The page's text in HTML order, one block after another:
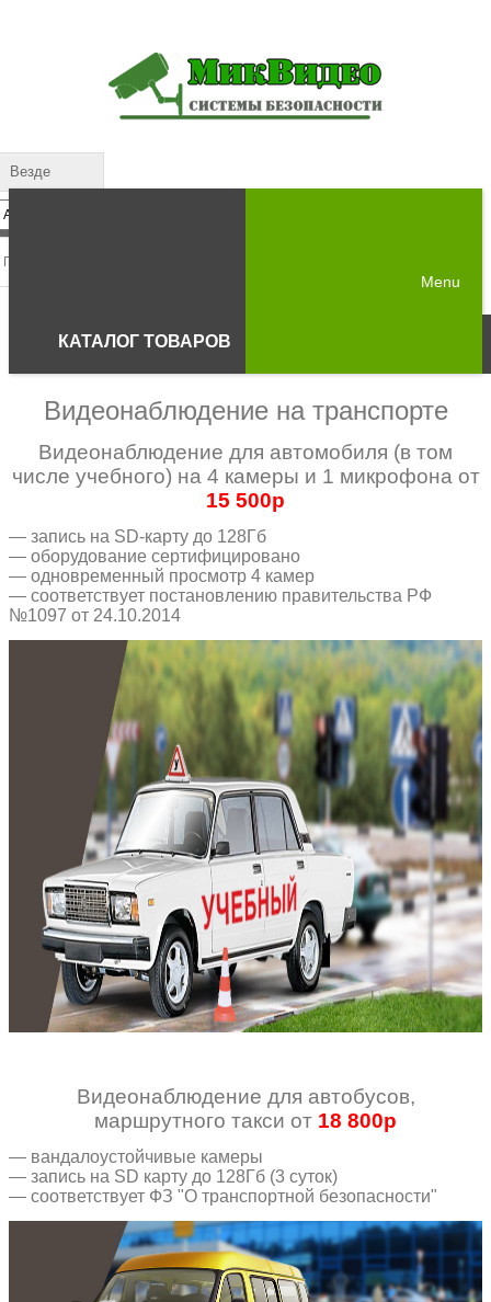
Везде
КАТАЛОГ ТОВАРОВ
Menu
Видеонаблюдение на транспорте
Видеонаблюдение для автомобиля (в том
числе учебного) на 4 камеры и 1 микрофона от
15 500р
— запись на SD-карту до 128Гб
— оборудование сертифицировано
— одновременный просмотр 4 камер
— соответствует постановлению правительства РФ
№1097 от 24.10.2014
Видеонаблюдение для автобусов,
маршрутного такси от 18 800р
— вандалоустойчивые камеры
— запись на SD карту до 128Гб (3 суток)
— соответствует ФЗ "О транспортной безопасности"